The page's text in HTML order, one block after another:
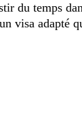
du temps
visa adapté